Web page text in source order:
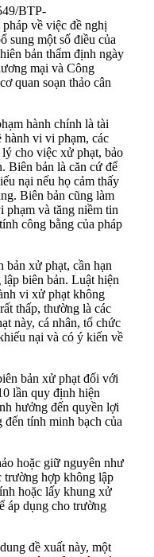
BTP-
về việc đề nghị
sung một số điều của
bản thẩm định ngày
mại và Công
quan soạn thảo cân
hành chính là tài
vi vi phạm, các
cho việc xử phạt, bảo
Biên bản là căn cứ để
nại nếu họ cảm thấy
Biên bản cũng làm
phạm và tăng niềm tin
công bằng của pháp
bản xử phạt, cần hạn
biên bản. Luật hiện
vi xử phạt không
thấp, thường là các
này, cá nhân, tổ chức
nại và có ý kiến về
bản xử phạt đối với
lần quy định hiện
hưởng đến quyền lợi
tính minh bạch của
hoặc giữ nguyên như
trường hợp không lập
hoặc lấy khung xử
áp dụng cho trường
đề xuất này, một